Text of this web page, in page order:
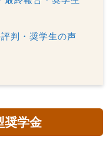
判・奨学生の声
奨学金